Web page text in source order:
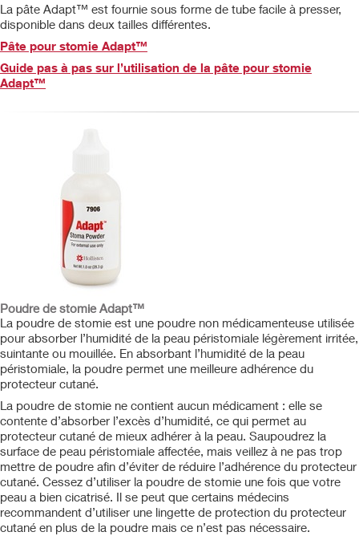
La pâte Adapt™ est fournie sous forme de tube facile à presser,
disponible dans deux tailles différentes.
Pâte pour stomie Adapt™
Guide pas à pas sur l’utilisation de la pâte pour stomie
Adapt™
Poudre de stomie Adapt™
La poudre de stomie est une poudre non médicamenteuse utilisée
pour absorber l’humidité de la peau péristomiale légèrement irritée,
suintante ou mouillée. En absorbant l’humidité de la peau
péristomiale, la poudre permet une meilleure adhérence du
protecteur cutané.
La poudre de stomie ne contient aucun médicament : elle se
contente d’absorber l’excès d’humidité, ce qui permet au
protecteur cutané de mieux adhérer à la peau. Saupoudrez la
surface de peau péristomiale affectée, mais veillez à ne pas trop
mettre de poudre afin d’éviter de réduire l’adhérence du protecteur
cutané. Cessez d’utiliser la poudre de stomie une fois que votre
peau a bien cicatrisé. Il se peut que certains médecins
recommandent d’utiliser une lingette de protection du protecteur
cutané en plus de la poudre mais ce n’est pas nécessaire.